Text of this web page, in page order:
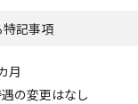
記事項
月
の変更はなし